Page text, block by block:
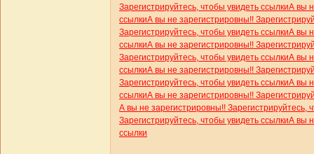
Зарегистрируйтесь, чтобы увидеть ссылкиА вы
ссылкиА вы не зарегистрировны!!
Зарегистрируйтесь, чтобы увидеть ссылкиА вы
ссылкиА вы не зарегистрировны!!
Зарегистрируйтесь, чтобы увидеть ссылкиА вы
ссылкиА вы не зарегистрировны!!
Зарегистрируйтесь, чтобы увидеть ссылкиА вы
ссылкиА вы не зарегистрировны!!
А вы не зарегистрировны!! Зарегистрируйтесь,
Зарегистрируйтесь, чтобы увидеть ссылкиА вы
ссылки